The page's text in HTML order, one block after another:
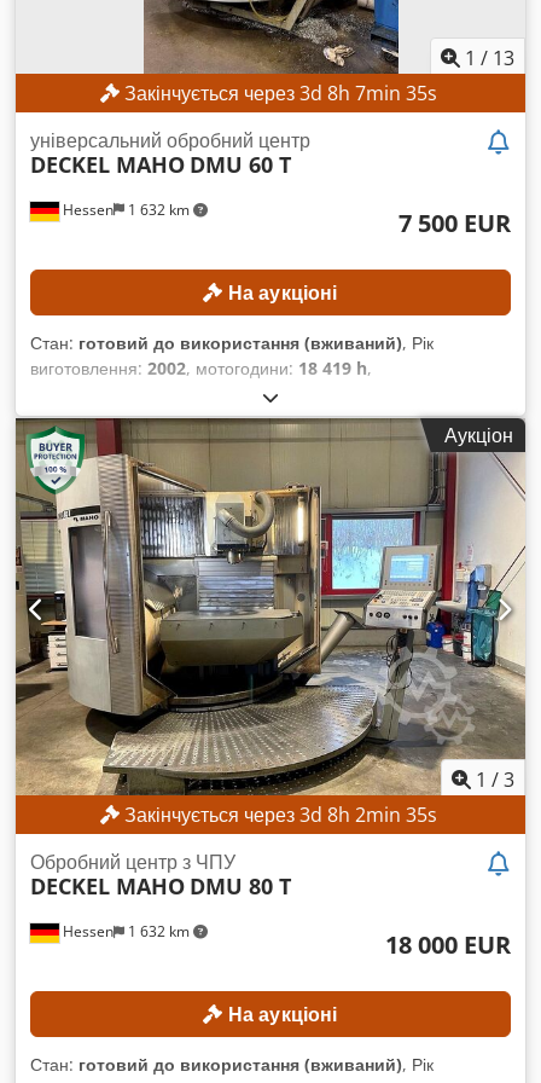
1 / 13
Закінчується через3d 8h 7min 33s
Hessen 1 632 km
універсальний обробний центр
DECKEL MAHO DMU 60 T
7 500 EUR
На аукціоні
Стан: готовий до використання (вживаний), Рік
виготовлення: 2002, мотогодини: 18 419 h,
повністю працездатний
переміщення по осі X:630 мм, відстань переміщення по осі
Y:560 мм , відстань переміщення осі Z:560 мм,
максимальна вага заготовки:
, кількість слотів у
магазині інструментів:24, Мінімальної ціни немає –
гарантований продаж за найвищою ставкою! ТЕХНІЧНІ
ХАРАКТЕРИСТИКИ Хід по осі X: 630 мм Хід по осі Y: 560 мм
Хід по осі Z: 560 мм Кількість місць у магазині інструментів:
24 Тип кріплення інструменту: SK 40 Кут повороту по осі C:
360° Розмір площини закріплення столу: 600 x 1000 мм
Діаметр столу: 600 мм Максимальне навантаження на стіл:
350 кг Вага столу: 800 кг Dedpfezpxdwsx Ab Eokr Кількість
Т-пазів: 8 / 1 Ширина Т-пазів: 14 H12 / 14 H7 Відстань між
Т-пазами: 63 мм ХАРАКТЕРИСТИКИ ВЕРСТАТА Кількість
осей: 5 (3+2) КОМПЛЕКТАЦІЯ Керований ЧПК-поворотний
фрезерний модуль (вісь B) ЧПК-поворотний стіл,
інтегрований у нерухомий стіл (вісь C)
Аукціон
1 /3
Закінчується через3d 8h 2min 33s
Hessen 1 632 km
Обробний центр з ЧПУ
DECKEL MAHO DMU 80 T
18 000 EUR
На аукціоні
Стан: готовий до використання (вживаний), Рік